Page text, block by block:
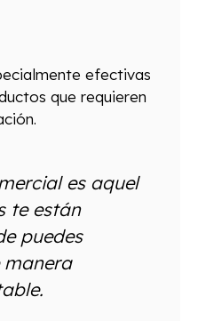
efectivas
que requieren
es aquel
te están
puedes